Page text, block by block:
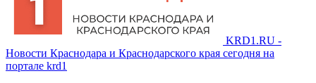
KRD1.RU -
Новости Краснодара и Краснодарского края сегодня на
портале krd1